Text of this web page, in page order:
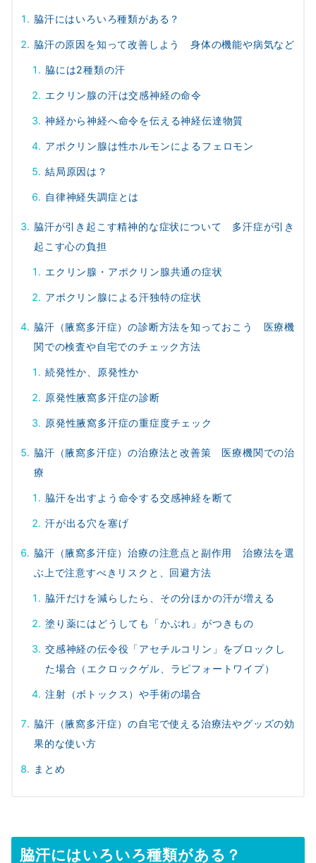
脇汗にはいろいろ種類がある？
脇汗の原因を知って改善しよう 身体の機能や病気など
脇には2種類の汗
エクリン腺の汗は交感神経の命令
神経から神経へ命令を伝える神経伝達物質
アポクリン腺は性ホルモンによるフェロモン
結局原因は？
自律神経失調症とは
脇汗が引き起こす精神的な症状について 多汗症が引き
起こす心の負担
エクリン腺・アポクリン腺共通の症状
アポクリン腺による汗独特の症状
脇汗（腋窩多汗症）の診断方法を知っておこう 医療機
関での検査や自宅でのチェック方法
続発性か、原発性か
原発性腋窩多汗症の診断
原発性腋窩多汗症の重症度チェック
脇汗（腋窩多汗症）の治療法と改善策 医療機関での治
療
脇汗を出すよう命令する交感神経を断て
汗が出る穴を塞げ
脇汗（腋窩多汗症）治療の注意点と副作用 治療法を選
ぶ上で注意すべきリスクと、回避方法
脇汗だけを減らしたら、その分ほかの汗が増える
塗り薬にはどうしても「かぶれ」がつきもの
交感神経の伝令役「アセチルコリン」をブロックし
た場合（エクロックゲル、ラピフォートワイプ）
注射（ボトックス）や手術の場合
脇汗（腋窩多汗症）の自宅で使える治療法やグッズの効
果的な使い方
まとめ
脇汗にはいろいろ種類がある？